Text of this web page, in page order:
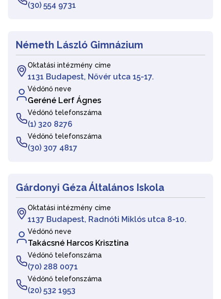
(30) 554 9731
Németh László Gimnázium
Oktatási intézmény címe
1131 Budapest, Nővér utca 15-17.
Védőnő neve
Geréné Lerf Ágnes
Védőnő telefonszáma
(1) 320 8276
Védőnő telefonszáma
(30) 307 4817
Gárdonyi Géza Általános Iskola
Oktatási intézmény címe
1137 Budapest, Radnóti Miklós utca 8-10.
Védőnő neve
Takácsné Harcos Krisztina
Védőnő telefonszáma
(70) 288 0071
Védőnő telefonszáma
(20) 532 1953